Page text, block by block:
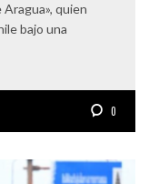
Aragua», quien
bajo una
0